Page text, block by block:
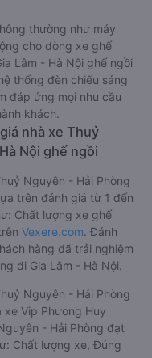
thường như máy
cho dòng xe ghế
Lâm - Hà Nội ghế ngồi
thống đèn chiếu sáng
đáp ứng mọi nhu cầu
khách.
nhà xe Thuỷ
Nội ghế ngồi
Nguyên - Hải Phòng
trên đánh giá từ 1 đến
Chất lượng xe ghế
Vexere.com. Đánh
hàng đã trải nghiệm
đi Gia Lâm - Hà Nội.
Nguyên - Hải Phòng
Vip Phương Huy
- Hải Phòng đạt
Chất lượng xe, Đúng